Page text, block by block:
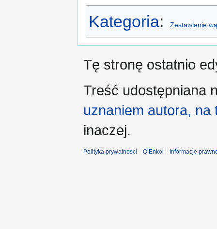
Kategoria: Zestawienie
Tę stronę ostatnio
Treść udostępniana
uznaniem autora,
inaczej.
Polityka prywatności O Enkol Informacje